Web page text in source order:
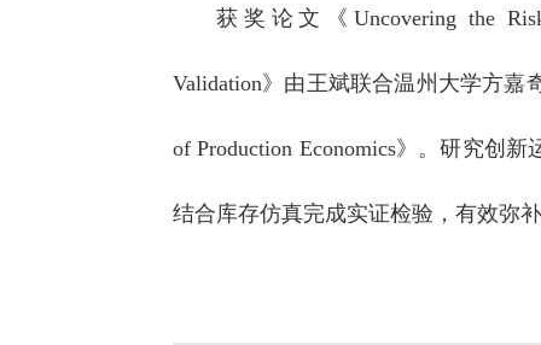
获奖论文《Uncovering the
Validation》由王斌联合温州大学方嘉
of Production Economics》。研究创
结合库存仿真完成实证检验，有效弥